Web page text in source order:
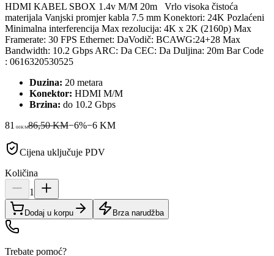
HDMI KABEL SBOX 1.4v M/M 20m Vrlo visoka čistoća
materijala Vanjski promjer kabla 7.5 mm Konektori: 24K Pozlaćeni
Minimalna interferencija Max rezolucija: 4K x 2K (2160p) Max
Framerate: 30 FPS Ethernet: DaVodič: BCAWG:24+28 Max
Bandwidth: 10.2 Gbps ARC: Da CEC: Da Duljina: 20m Bar Code
: 0616320530525
Duzina: 20 metara
Konektor: HDMI M/M
Brzina: do 10.2 Gbps
81
00KM86,50 KM−6%−6KM
Cijena uključuje PDV
Količina
1
Dodaj u korpu Brza narudžba
Trebate pomoć?